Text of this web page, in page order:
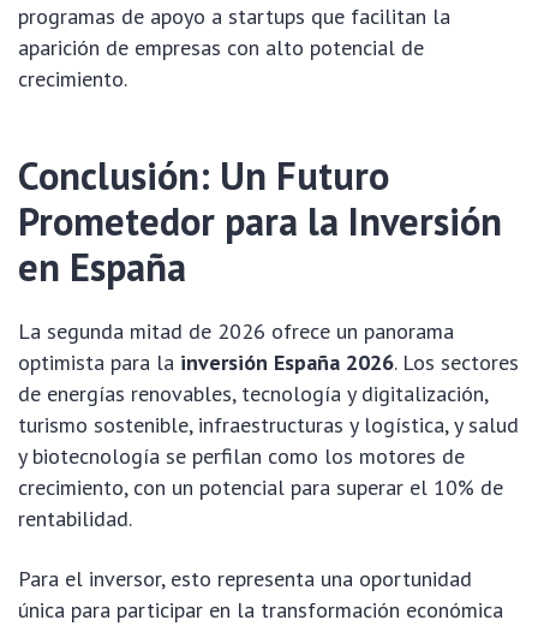
programas de apoyo a startups que facilitan la
aparición de empresas con alto potencial de
crecimiento.
Conclusión: Un Futuro
Prometedor para la Inversión
en España
La segunda mitad de 2026 ofrece un panorama
optimista para la inversión España 2026. Los sectores
de energías renovables, tecnología y digitalización,
turismo sostenible, infraestructuras y logística, y salud
y biotecnología se perfilan como los motores de
crecimiento, con un potencial para superar el 10% de
rentabilidad.
Para el inversor, esto representa una oportunidad
única para participar en la transformación económica